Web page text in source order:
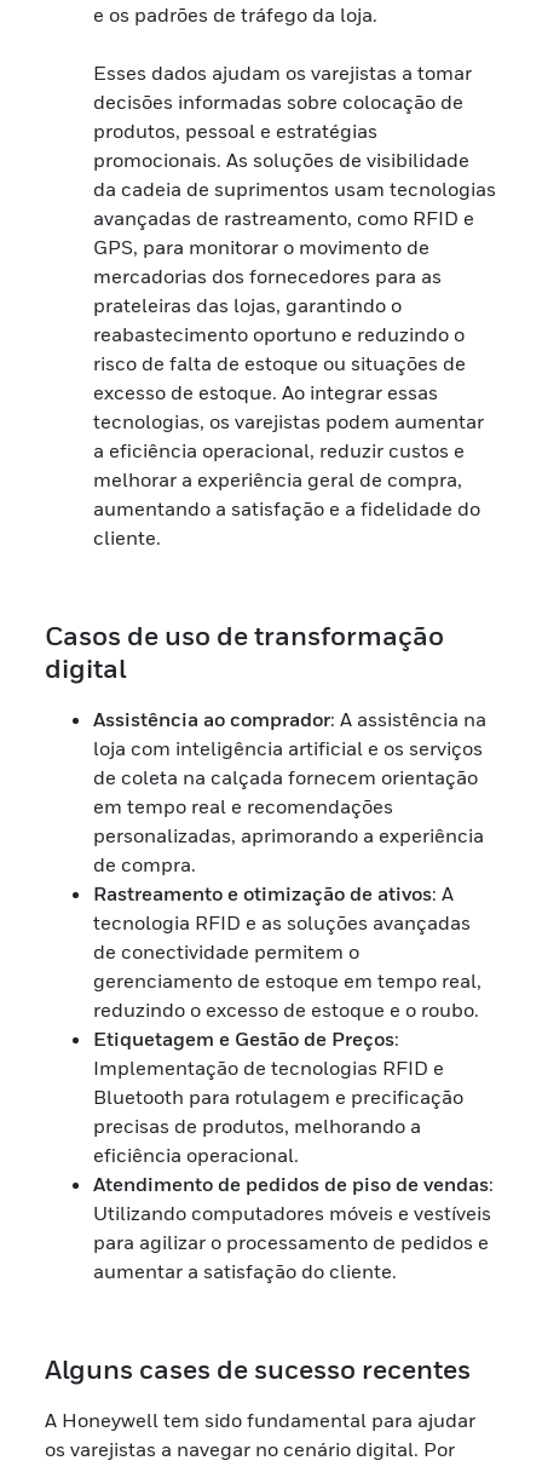
e os padrões de tráfego da loja.
Esses dados ajudam os varejistas a tomar
decisões informadas sobre colocação de
produtos, pessoal e estratégias
promocionais. As soluções de visibilidade
da cadeia de suprimentos usam tecnologias
avançadas de rastreamento, como RFID e
GPS, para monitorar o movimento de
mercadorias dos fornecedores para as
prateleiras das lojas, garantindo o
reabastecimento oportuno e reduzindo o
risco de falta de estoque ou situações de
excesso de estoque. Ao integrar essas
tecnologias, os varejistas podem aumentar
a eficiência operacional, reduzir custos e
melhorar a experiência geral de compra,
aumentando a satisfação e a fidelidade do
cliente.
Casos de uso de transformação
digital
Assistência ao comprador: A assistência na
loja com inteligência artificial e os serviços
de coleta na calçada fornecem orientação
em tempo real e recomendações
personalizadas, aprimorando a experiência
de compra.
Rastreamento e otimização de ativos: A
tecnologia RFID e as soluções avançadas
de conectividade permitem o
gerenciamento de estoque em tempo real,
reduzindo o excesso de estoque e o roubo.
Etiquetagem e Gestão de Preços:
Implementação de tecnologias RFID e
Bluetooth para rotulagem e precificação
precisas de produtos, melhorando a
eficiência operacional.
Atendimento de pedidos de piso de vendas:
Utilizando computadores móveis e vestíveis
para agilizar o processamento de pedidos e
aumentar a satisfação do cliente.
Alguns cases de sucesso recentes
A Honeywell tem sido fundamental para ajudar
os varejistas a navegar no cenário digital. Por